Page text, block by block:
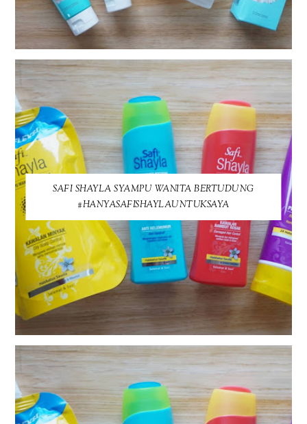
SAFI SHAYLA SYAMPU WANITA BERTUDUNG
#HANYASAFISHAYLAUNTUKSAYA